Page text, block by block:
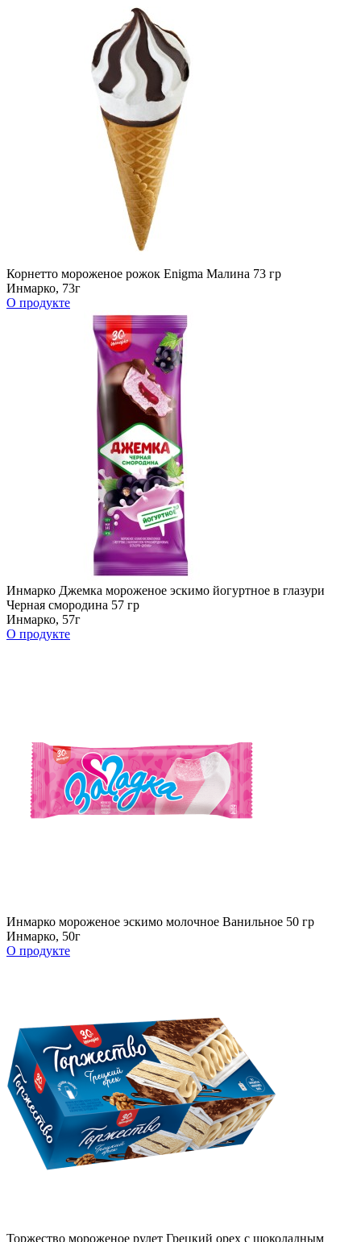
Корнетто мороженое рожок Enigma Малина 73 гр
Инмарко, 73г
О продукте
Инмарко Джемка мороженое эскимо йогуртное в глазури
Черная смородина 57 гр
Инмарко, 57г
О продукте
Инмарко мороженое эскимо молочное Ванильное 50 гр
Инмарко, 50г
О продукте
Торжество мороженое рулет Грецкий орех с шоколадным